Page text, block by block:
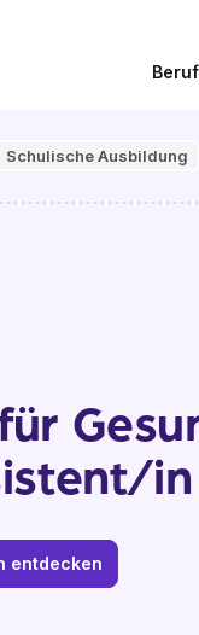
Schulische Ausbildung
in
entdecken